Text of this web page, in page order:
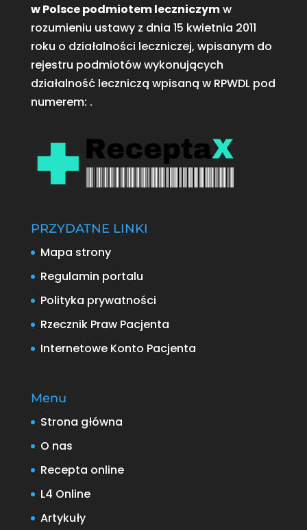
w Polsce podmiotem leczniczymw
rozumieniu ustawy z dnia 15 kwietnia 2011
roku o działalności leczniczej, wpisanym do
rejestru podmiotów wykonujących
działalność leczniczą wpisaną w RPWDL pod
numerem: .
PRZYDATNE LINKI
Mapa strony
Regulamin portalu
Polityka prywatności
Rzecznik Praw Pacjenta
Internetowe Konto Pacjenta
Menu
Strona główna
O nas
Recepta online
L4 Online
Artykuły